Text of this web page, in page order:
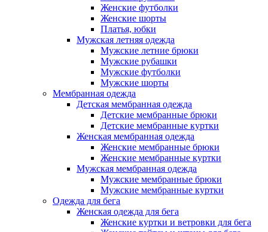
Женские футболки
Женские шорты
Платья, юбки
Мужская летняя одежда
Мужские летние брюки
Мужские рубашки
Мужские футболки
Мужские шорты
Мембранная одежда
Детская мембранная одежда
Детские мембранные брюки
Детские мембранные куртки
Женская мембранная одежда
Женские мембранные брюки
Женские мембранные куртки
Мужская мембранная одежда
Мужские мембранные брюки
Мужские мембранные куртки
Одежда для бега
Женская одежда для бега
Женские куртки и ветровки для бега